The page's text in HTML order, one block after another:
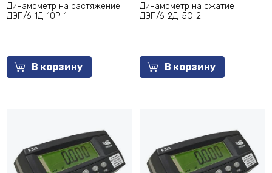
Динамометр на растяжение
ДЭП/6-1Д-10Р-1
В корзину
Динамометр на сжатие
ДЭП/6-2Д-5С-2
В корзину